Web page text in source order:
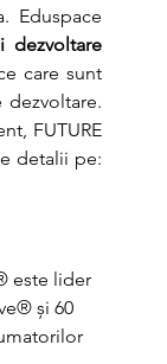
. Eduspace
dezvoltare
care sunt
, FUTURE
este lider
și 60